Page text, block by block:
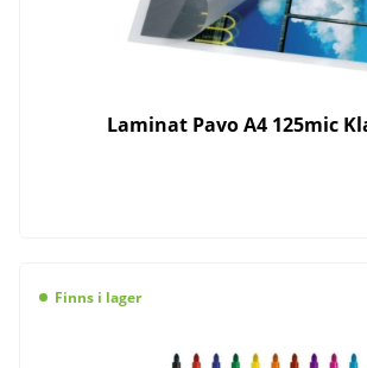
Laminat Pavo A4 125mic
Finns i lager